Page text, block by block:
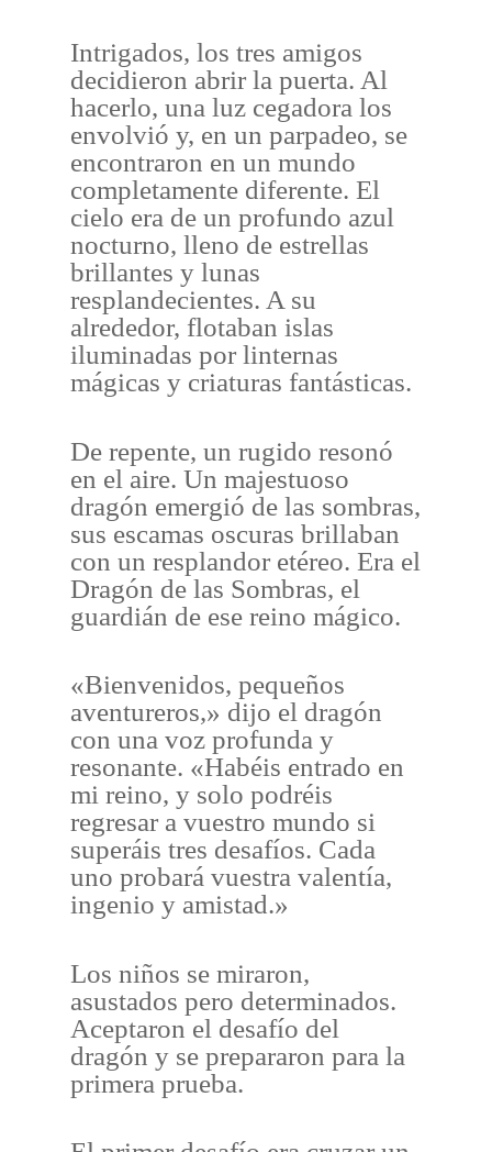
Intrigados, los tres amigos
decidieron abrir la puerta. Al
hacerlo, una luz cegadora los
envolvió y, en un parpadeo, se
encontraron en un mundo
completamente diferente. El
cielo era de un profundo azul
nocturno, lleno de estrellas
brillantes y lunas
resplandecientes. A su
alrededor, flotaban islas
iluminadas por linternas
mágicas y criaturas fantásticas.
De repente, un rugido resonó
en el aire. Un majestuoso
dragón emergió de las sombras,
sus escamas oscuras brillaban
con un resplandor etéreo. Era el
Dragón de las Sombras, el
guardián de ese reino mágico.
«Bienvenidos, pequeños
aventureros,» dijo el dragón
con una voz profunda y
resonante. «Habéis entrado en
mi reino, y solo podréis
regresar a vuestro mundo si
superáis tres desafíos. Cada
uno probará vuestra valentía,
ingenio y amistad.»
Los niños se miraron,
asustados pero determinados.
Aceptaron el desafío del
dragón y se prepararon para la
primera prueba.